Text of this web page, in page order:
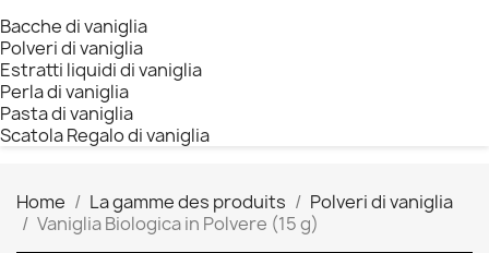
Bacche di vaniglia
Polveri di vaniglia
Estratti liquidi di vaniglia
Perla di vaniglia
Pasta di vaniglia
Scatola Regalo di vaniglia
Home La gamme des produits
Polveri di vaniglia
Vaniglia Biologica in Polvere (15 g)